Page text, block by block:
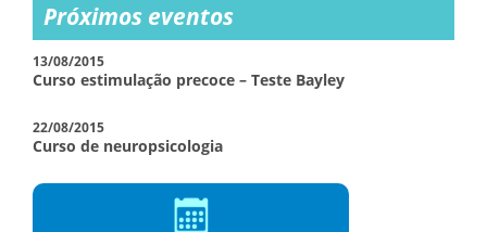
Próximos eventos
13/08/2015
Curso estimulação precoce – Teste Bayley
22/08/2015
Curso de neuropsicologia